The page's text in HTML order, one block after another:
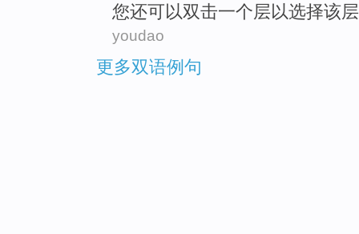
您还可以双击一个层以选择该层
youdao
更多双语例句